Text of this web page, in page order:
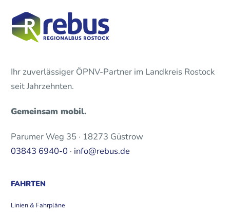
Ihr zuverlässiger ÖPNV-Partner im Landkreis Rostock
seit Jahrzehnten.
Gemeinsam mobil.
Parumer Weg 35 · 18273 Güstrow
03843 6940-0 · info@rebus.de
FAHRTEN
Linien & Fahrpläne